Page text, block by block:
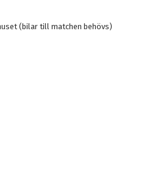
(bilar till matchen behövs)